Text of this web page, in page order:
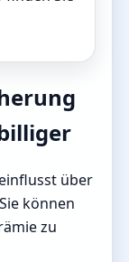
über
können
zu